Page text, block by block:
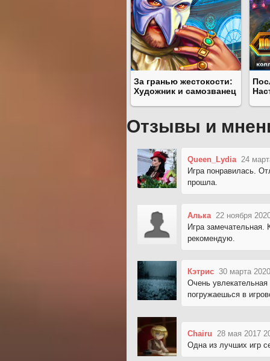
За гранью жестокости:
Художник и самозванец
Отзывы и
Queen_Lydia 24
Игра понравилась.
прошла.
Алька 22 ноября
Игра
рекомендую.
Кэтрис 30 марта
Очень увлекательная
погружаешься в
Chairu
28 мая 2017
Одна из лучших игр